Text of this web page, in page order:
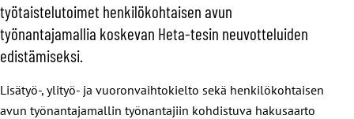
työtaistelutoimet henkilökohtaisen avun
työnantajamallia koskevan Heta-tesin neuvotteluiden
edistämiseksi.
Lisätyö-, ylityö- ja vuoronvaihtokielto sekä henkilökohtaisen
avun työnantajamallin työnantajiin kohdistuva hakusaarto